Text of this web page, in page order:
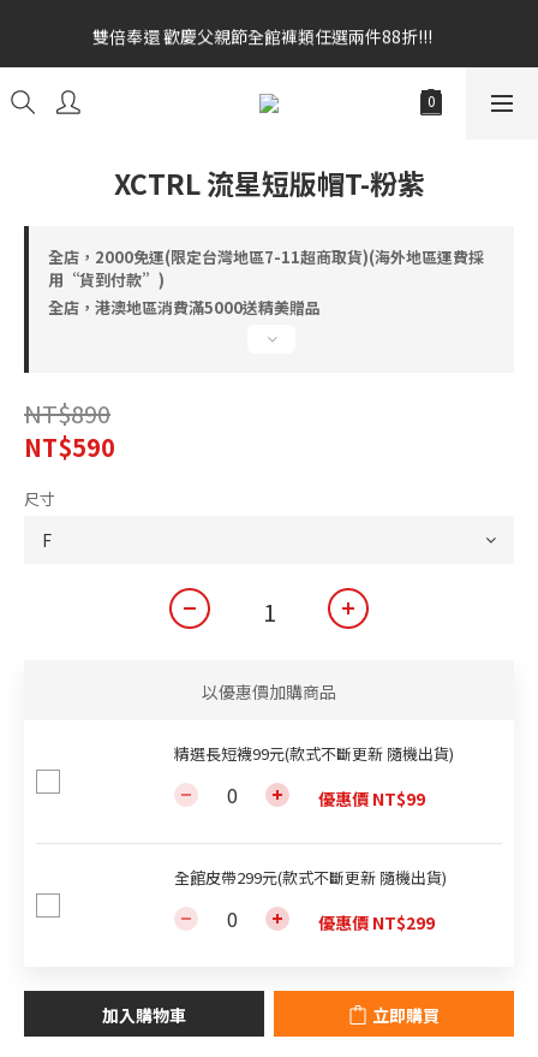
雙倍奉還 歡慶父親節全館褲類任選兩件88折!!!
雙倍奉還 歡慶父親節全館褲類任選兩件88折!!!
全館消費滿額$1680贈3D好野貓公仔(絲綢鐵黑) 滿額$2499贈達摩
金幣 送完為止!  滿$3000再贈現金卷$300元
雙倍奉還 歡慶父親節全館褲類任選兩件88折!!!
XCTRL 流星短版帽T-粉紫
全店，2000免運(限定台灣地區7-11超商取貨)(海外地區運費採
用“貨到付款”)
全店，港澳地區消費滿5000送精美贈品
NT$890
NT$590
尺寸
以優惠價加購商品
精選長短襪99元(款式不斷更新 隨機出貨)
優惠價 NT$99
全館皮帶299元(款式不斷更新 隨機出貨)
優惠價 NT$299
加入購物車 立即購買